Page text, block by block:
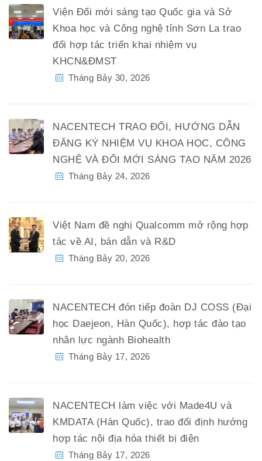
Viện Đổi mới sáng tạo Quốc gia và Sở
Khoa học và Công nghệ tỉnh Sơn La trao
đổi hợp tác triển khai nhiệm vụ
KHCN&ĐMST
Tháng Bảy 30, 2026
NACENTECH TRAO ĐỔI, HƯỚNG DẪN
ĐĂNG KÝ NHIỆM VỤ KHOA HỌC, CÔNG
NGHỆ VÀ ĐỔI MỚI SÁNG TẠO NĂM 2026
Tháng Bảy 24, 2026
Việt Nam đề nghị Qualcomm mở rộng hợp
tác về AI, bán dẫn và R&D
Tháng Bảy 20, 2026
NACENTECH đón tiếp đoàn DJ COSS (Đại
học Daejeon, Hàn Quốc), hợp tác đào tạo
nhân lực ngành Biohealth
Tháng Bảy 17, 2026
NACENTECH làm việc với Made4U và
KMDATA (Hàn Quốc), trao đổi định hướng
hợp tác nội địa hóa thiết bị điện
Tháng Bảy 17, 2026